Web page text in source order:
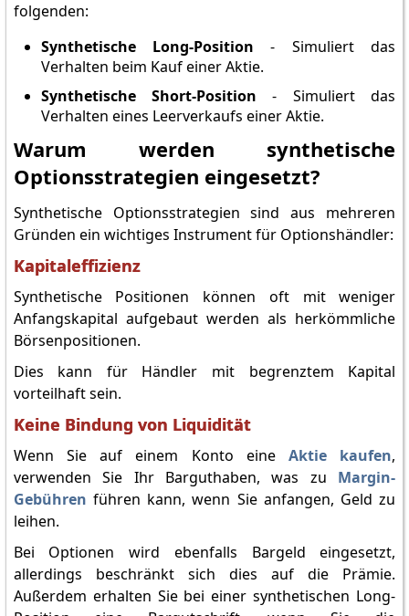
folgenden:
Synthetische Long-Position - Simuliert das
Verhalten beim Kauf einer Aktie.
Synthetische Short-Position - Simuliert das
Verhalten eines Leerverkaufs einer Aktie.
Warum werden synthetische
Optionsstrategien eingesetzt?
Synthetische Optionsstrategien sind aus mehreren
Gründen ein wichtiges Instrument für Optionshändler:
Kapitaleffizienz
Synthetische Positionen können oft mit weniger
Anfangskapital aufgebaut werden als herkömmliche
Börsenpositionen.
Dies kann für Händler mit begrenztem Kapital
vorteilhaft sein.
Keine Bindung von Liquidität
Wenn Sie auf einem Konto eineAktie kaufen,
verwenden Sie Ihr Barguthaben, was zu Margin-
Gebühren führen kann, wenn Sie anfangen, Geld zu
leihen.
Bei Optionen wird ebenfalls Bargeld eingesetzt,
allerdings beschränkt sich dies auf die Prämie.
Außerdem erhalten Sie bei einer synthetischen Long-